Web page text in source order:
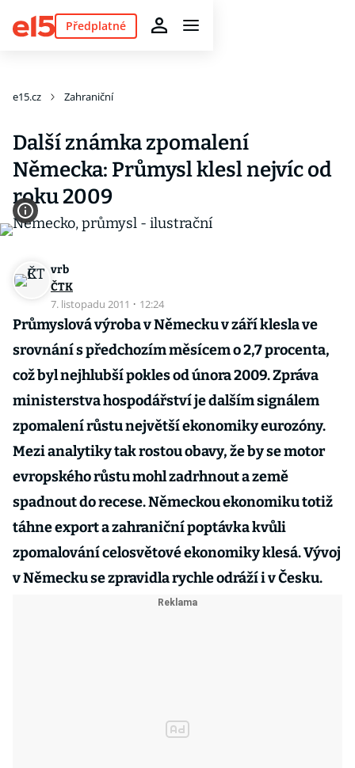
Předplatné
e15.cz Zahraniční
Další známka zpomalení
Německa: Průmysl klesl nejvíc od
roku 2009
vrb
ČTK
7. listopadu 2011 · 12:24
Průmyslová výroba v Německu v září klesla ve
srovnání s předchozím měsícem o 2,7 procenta,
což byl nejhlubší pokles od února 2009. Zpráva
ministerstva hospodářství je dalším signálem
zpomalení růstu největší ekonomiky eurozóny.
Mezi analytiky tak rostou obavy, že by se motor
evropského růstu mohl zadrhnout a země
spadnout do recese. Německou ekonomiku totiž
táhne export a zahraniční poptávka kvůli
zpomalování celosvětové ekonomiky klesá. Vývoj
v Německu se zpravidla rychle odráží i v Česku.